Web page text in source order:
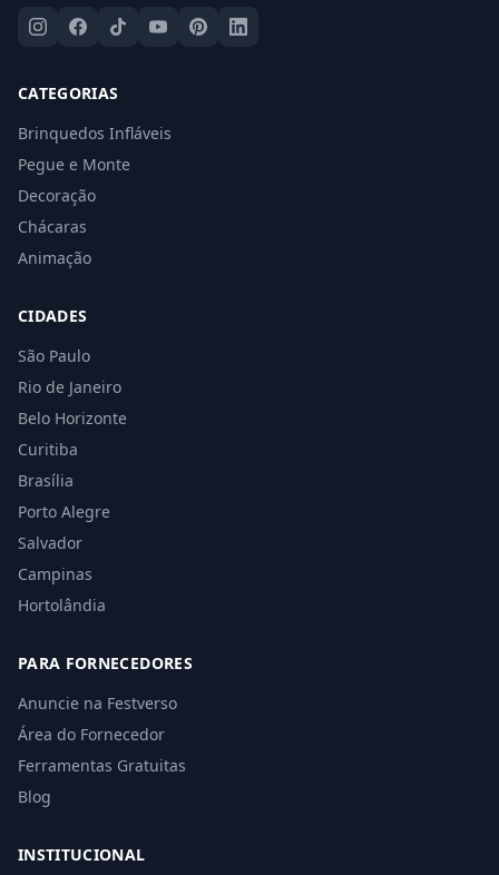
CATEGORIAS
Brinquedos Infláveis
Pegue e Monte
Decoração
Chácaras
Animação
CIDADES
São Paulo
Rio de Janeiro
Belo Horizonte
Curitiba
Brasília
Porto Alegre
Salvador
Campinas
Hortolândia
PARA FORNECEDORES
Anuncie na Festverso
Área do Fornecedor
Ferramentas Gratuitas
Blog
INSTITUCIONAL